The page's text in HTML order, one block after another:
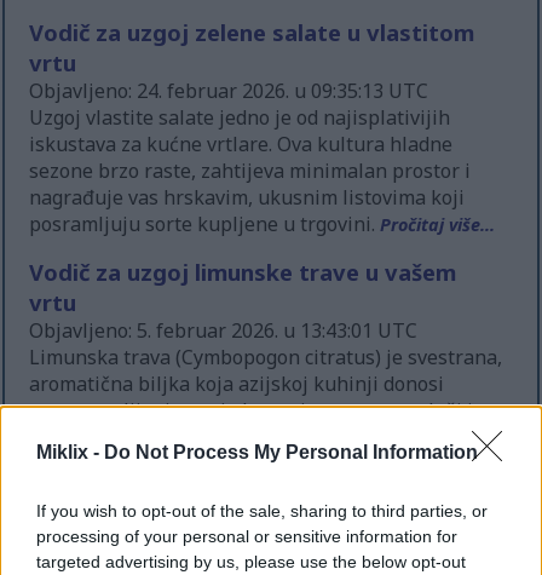
Miklix - Do Not Process My Personal Information
If you wish to opt-out of the sale, sharing to third parties, or
processing of your personal or sensitive information for
targeted advertising by us, please use the below opt-out
Vodič za uzgoj zelene salate u vlastitom
vrtu
Objavljeno: 24. februar 2026. u 09:35:13 UTC
Uzgoj vlastite salate jedno je od najisplativijih
iskustava za kućne vrtlare. Ova kultura hladne
sezone brzo raste, zahtijeva minimalan prostor i
nagrađuje vas hrskavim, ukusnim listovima koji
posramljuju sorte kupljene u trgovini.Pročitaj više...
Vodič za uzgoj limunske trave u vašem
vrtu
Objavljeno: 5. februar 2026. u 13:43:01 UTC
Limunska trava (Cymbopogon citratus) je svestrana,
aromatična biljka koja azijskoj kuhinji donosi
prepoznatljiv citrusni okus, a istovremeno služi i
kao atraktivna ukrasna biljka u vašem vrtu. Ova
tropska trava formira elegantne, fontanaste grmove
praktičnim i lijepim dodatkom vašem vrtu sa
začinskim biljem.Pročitaj više...